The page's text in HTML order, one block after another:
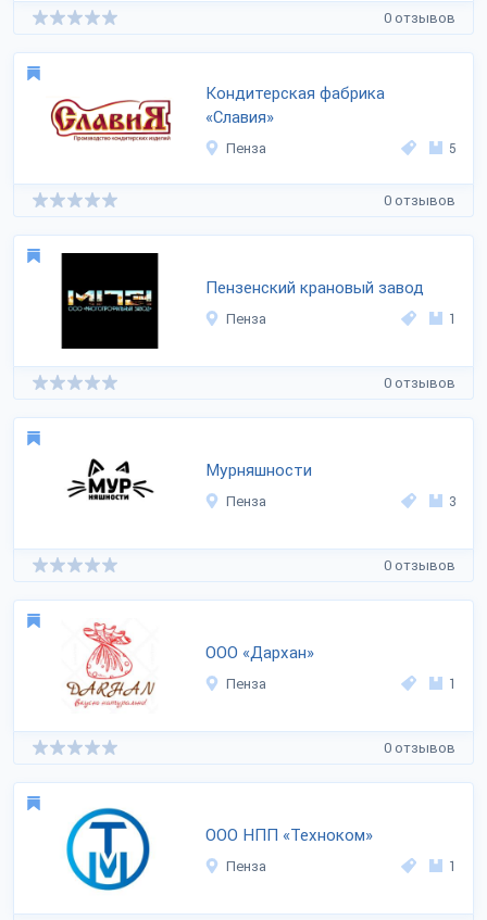
0 отзывов
Кондитерская фабрика
«Славия»
Пенза 5
0 отзывов
Пензенский крановый завод
Пенза 1
0 отзывов
Мурняшности
Пенза 3
0 отзывов
ООО «Дархан»
Пенза 1
0 отзывов
ООО НПП «Техноком»
Пенза 1